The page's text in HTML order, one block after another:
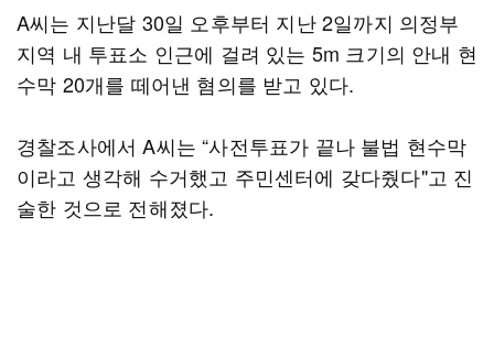
A씨는 지난달 30일 오후부터 지난 2일까지 의정부
지역 내 투표소 인근에 걸려 있는 5m 크기의 안내 현
수막 20개를 떼어낸 혐의를 받고 있다.
경찰조사에서 A씨는 “사전투표가 끝나 불법 현수막
이라고 생각해 수거했고 주민센터에 갖다줬다"고 진
술한 것으로 전해졌다.